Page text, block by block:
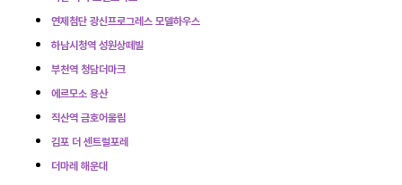
연제첨단 광신프로그레스 모델하우스
하남시청역 성원상떼빌
부천역 청담더마크
에르모소 용산
직산역 금호어울림
김포 더 센트럴포레
더마레 해운대